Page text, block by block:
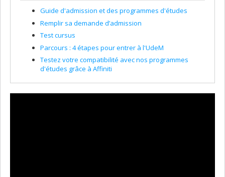
Guide d'admission et des programmes d'études
Remplir sa demande d’admission
Test cursus
Parcours : 4 étapes pour entrer à l'UdeM
Testez votre compatibilité avec nos programmes
d'études grâce à Affiniti